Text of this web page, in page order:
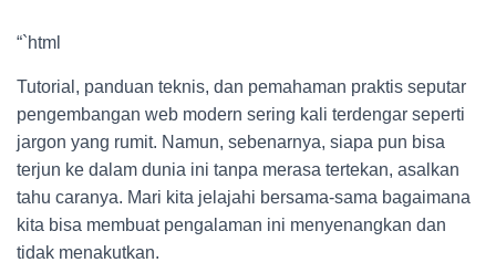
“`html
Tutorial, panduan teknis, dan pemahaman praktis seputar
pengembangan web modern sering kali terdengar seperti
jargon yang rumit. Namun, sebenarnya, siapa pun bisa
terjun ke dalam dunia ini tanpa merasa tertekan, asalkan
tahu caranya. Mari kita jelajahi bersama-sama bagaimana
kita bisa membuat pengalaman ini menyenangkan dan
tidak menakutkan.